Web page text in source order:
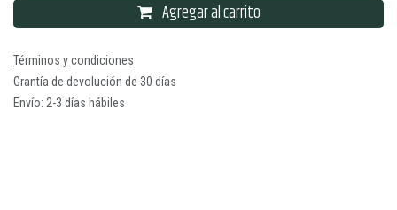
Agregar al carrito
Términos y condiciones
Grantía de devolución de 30 días
Envío: 2-3 días hábiles